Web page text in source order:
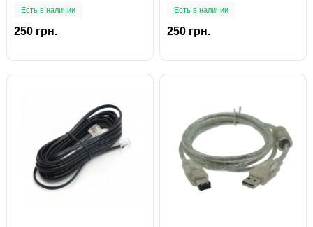
Есть в наличии
250 грн.
Есть в наличии
250 грн.